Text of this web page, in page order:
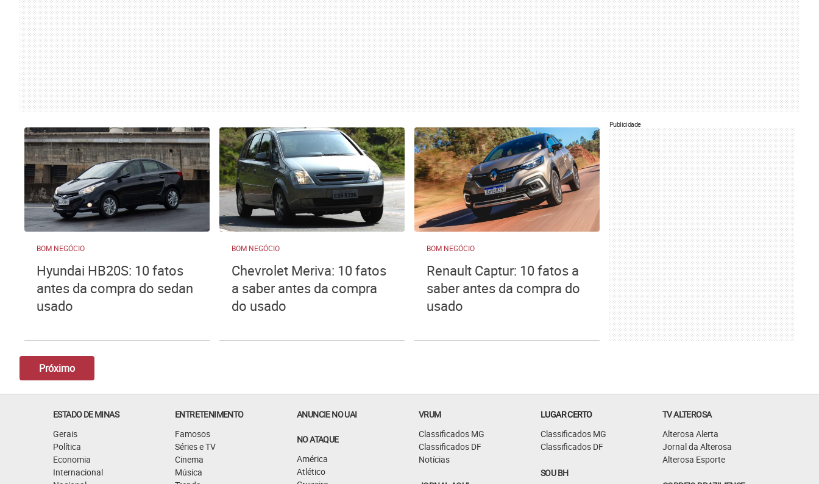
BOM NEGÓCIO
Hyundai HB20S: 10 fatos
antes da compra do sedan
usado
BOM NEGÓCIO
Chevrolet Meriva: 10 fatos
a saber antes da compra
do usado
BOM NEGÓCIO
Renault Captur: 10 fatos a
saber antes da compra do
usado
Publicidade
Próximo
ESTADO DE MINAS
Gerais
Política
Economia
Internacional
ENTRETENIMENTO
Famosos
Séries e TV
Cinema
Música
ANUNCIE NO UAI
NO ATAQUE
América
Atlético
VRUM
Classificados MG
Classificados DF
Notícias
LUGAR CERTO
Classificados MG
Classificados DF
SOU BH
TV ALTEROSA
Alterosa Alerta
Jornal da Alterosa
Alterosa Esporte